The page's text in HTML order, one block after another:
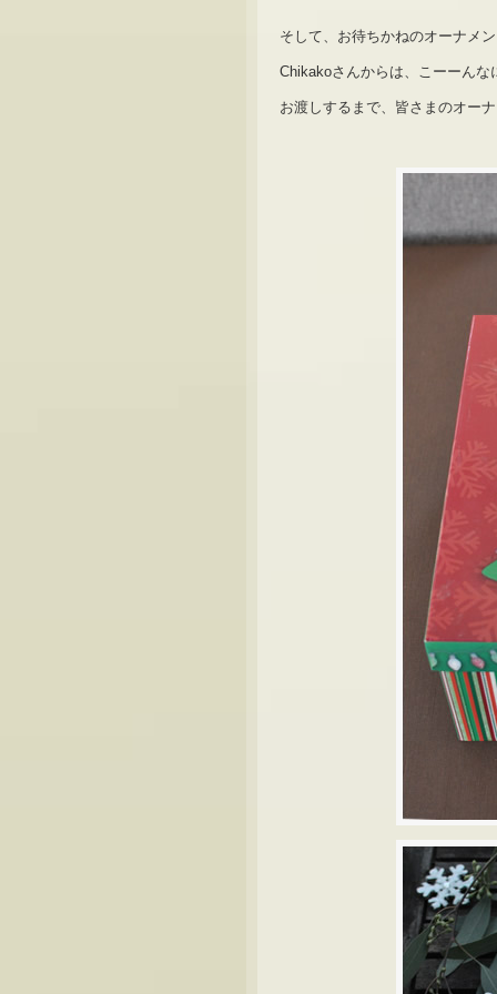
そして、お待ちかねのオーナメ
Chikakoさんからは、こーーん
お渡しするまで、皆さまのオー